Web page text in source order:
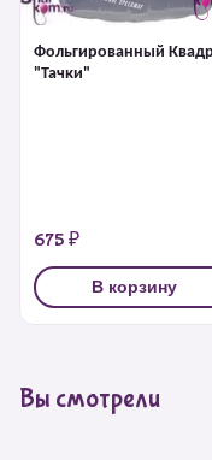
Фольгированный
"Тачки"
675 ₽
В корзину
Вы смотрели